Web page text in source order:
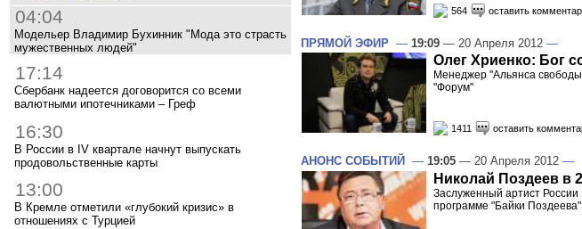
04:04
Модельер Владимир Бухинник "Мода это страсть
мужественных людей"
17:14
Сбербанк надеется договорится со всеми
валютными ипотечниками – Греф
16:30
В России в IV квартале начнут выпускать
продовольственные карты
13:00
В Кремле отметили «глубокий кризис» в
отношениях с Турцией
564 оставить
ПРЯМОЙ ЭФИР — 19:09 — 20 Апреля 2012 —
Олег Хриенко: Бог
Менеджер "Альянса
"Форум"
1411 оставить
АНОНС СОБЫТИЙ — 19:05 — 20 Апреля 2012 —
Николай Поздеев в
Заслуженный артист России
программе "Байки